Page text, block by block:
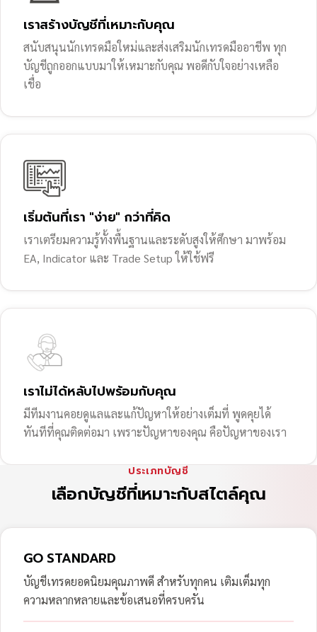
เราสร้างบัญชีที่เหมาะกับคุณ
สนับสนุนนักเทรดมือใหม่และส่งเสริมนักเทรดมืออาชีพ ทุก
บัญชีถูกออกแบบมาให้เหมาะกับคุณ พอดีกับใจอย่างเหลือ
เชื่อ
เริ่มต้นที่เรา "ง่าย" กว่าที่คิด
เราเตรียมความรู้ทั้งพื้นฐานและระดับสูงให้ศึกษา มาพร้อม
EA, Indicator และ Trade Setup ให้ใช้ฟรี
เราไม่ได้หลับไปพร้อมกับคุณ
มีทีมงานคอยดูแลและแก้ปัญหาให้อย่างเต็มที่ พูดคุยได้
ทันทีที่คุณติดต่อมา เพราะปัญหาของคุณ คือปัญหาของเรา
ประเภทบัญชี
เลือกบัญชีที่เหมาะกับสไตล์คุณ
GO STANDARD
บัญชีเทรดยอดนิยมคุณภาพดี สำหรับทุกคน เติมเต็มทุก
ความหลากหลายและข้อเสนอที่ครบครัน